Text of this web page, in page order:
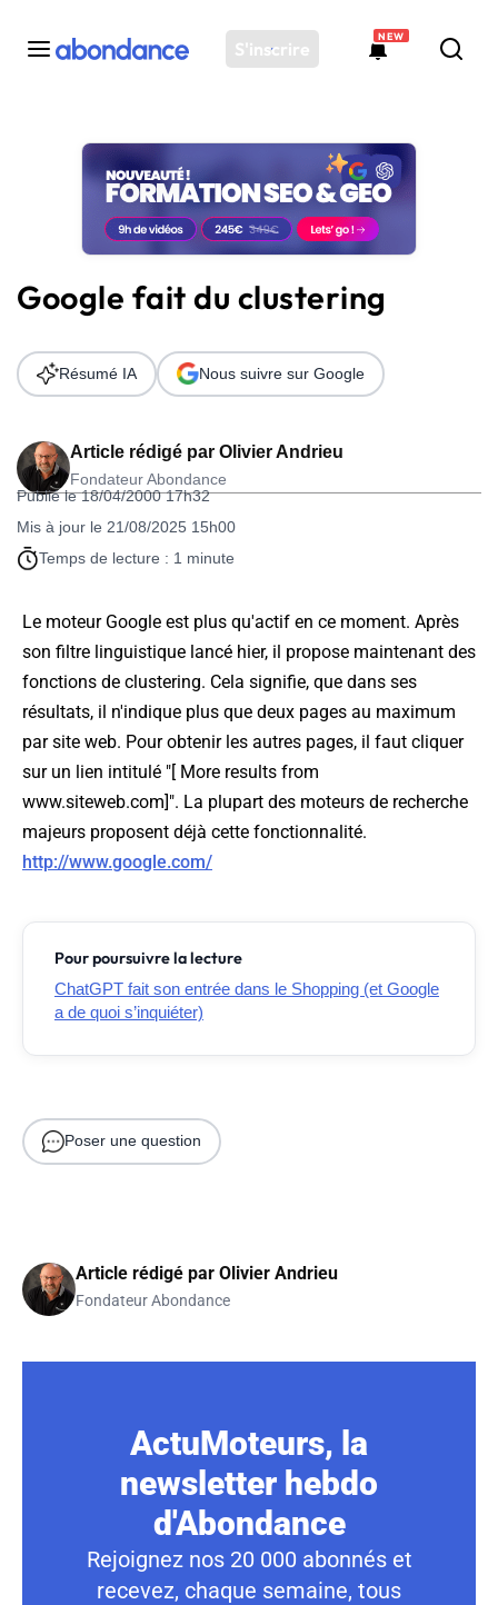
S'inscrire
NEW
Toutes les actus
Actus SEO
Plateforme
Solutions
Ressources
Audit SEO
Google fait du clustering
Article rédigé par Olivier Andrieu
Fondateur Abondance
Publié le 18/04/2000 17h32
Mis à jour le 21/08/2025 15h00
Temps de lecture : 1 minute
Résumé IA Nous suivre sur Google
Le moteur Google est plus qu'actif en ce moment. Après
son filtre linguistique lancé hier, il propose maintenant des
fonctions de clustering. Cela signifie, que dans ses
résultats, il n'indique plus que deux pages au maximum
par site web. Pour obtenir les autres pages, il faut cliquer
sur un lien intitulé "[ More results from
www.siteweb.com]". La plupart des moteurs de recherche
majeurs proposent déjà cette fonctionnalité.
http://www.google.com/
Pour poursuivre la lecture
ChatGPT fait son entrée dans le Shopping (et Google
a de quoi s’inquiéter)
Poser une question
Article rédigé par Olivier Andrieu
Fondateur Abondance
ActuMoteurs, la
newsletter hebdo
d'Abondance
Rejoignez nos 20 000 abonnés et
recevez, chaque semaine, tous